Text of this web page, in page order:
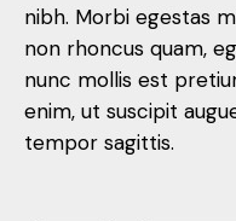
nibh. Morbi egestas
non rhoncus quam,
nunc mollis est
enim, ut suscipit
tempor sagittis.